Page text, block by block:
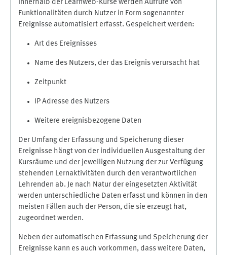
Innerhalb der Learnweb-Kurse werden Aufrufe von
Funktionalitäten durch Nutzer in Form sogenannter
Ereignisse automatisiert erfasst. Gespeichert werden:
Art des Ereignisses
Name des Nutzers, der das Ereignis verursacht hat
Zeitpunkt
IP Adresse des Nutzers
Weitere ereignisbezogene Daten
Der Umfang der Erfassung und Speicherung dieser
Ereignisse hängt von der individuellen Ausgestaltung der
Kursräume und der jeweiligen Nutzung der zur Verfügung
stehenden Lernaktivitäten durch den verantwortlichen
Lehrenden ab. Je nach Natur der eingesetzten Aktivität
werden unterschiedliche Daten erfasst und können in den
meisten Fällen auch der Person, die sie erzeugt hat,
zugeordnet werden.
Neben der automatischen Erfassung und Speicherung der
Ereignisse kann es auch vorkommen, dass weitere Daten,